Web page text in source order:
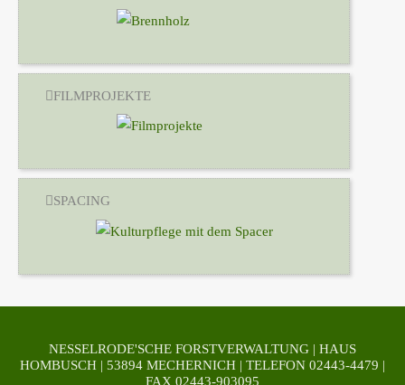
FILMPROJEKTE
SPACING
NESSELRODE'SCHE FORSTVERWALTUNG | HAUS
HOMBUSCH | 53894 MECHERNICH | TELEFON 02443-4479 |
FAX 02443-903095